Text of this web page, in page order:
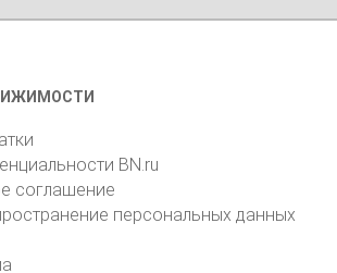
BN.ru
соглашение
персональных данных